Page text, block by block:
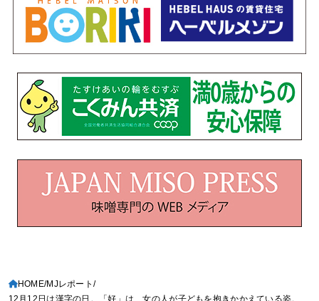
HOME MJレポート
12月12日は漢字の日。「好」は、女の人が子どもを抱きかかえている姿。